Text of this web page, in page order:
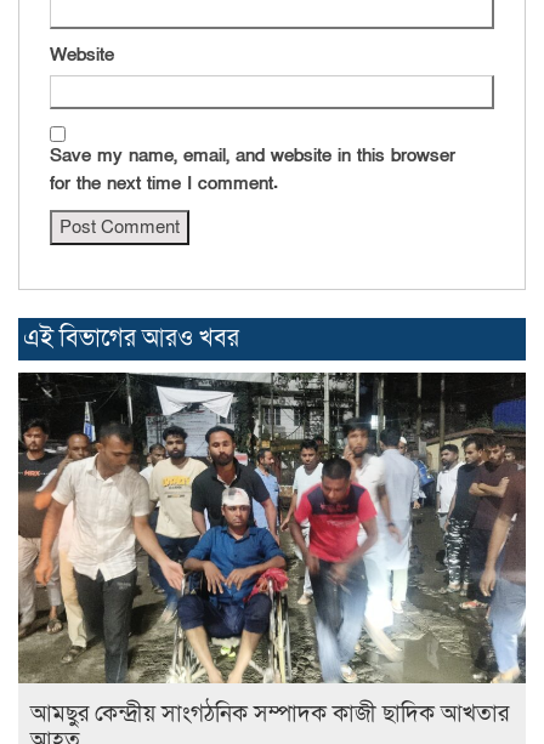
Website
Save my name, email, and website in this browser
for the next time I comment.
এই বিভাগের আরও খবর
আমছুর কেন্দ্রীয় সাংগঠনিক সম্পাদক কাজী ছাদিক আখতার